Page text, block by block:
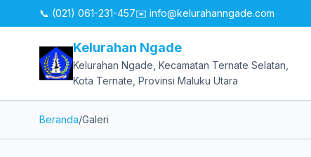
📞 (021) 061-231-457✉️ info@kelurahanngade.com
Kelurahan Ngade
Kelurahan Ngade, Kecamatan Ternate Selatan,
Kota Ternate, Provinsi Maluku Utara
Beranda/Galeri